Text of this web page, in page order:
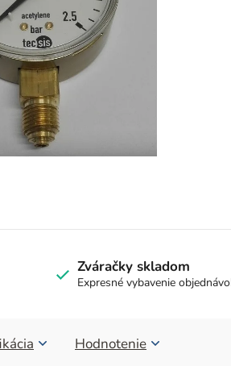
Zváračky skladom
Expresné vybavenie
Hodnotenie